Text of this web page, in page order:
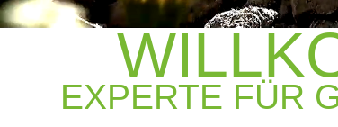
EXPERTE FÜR